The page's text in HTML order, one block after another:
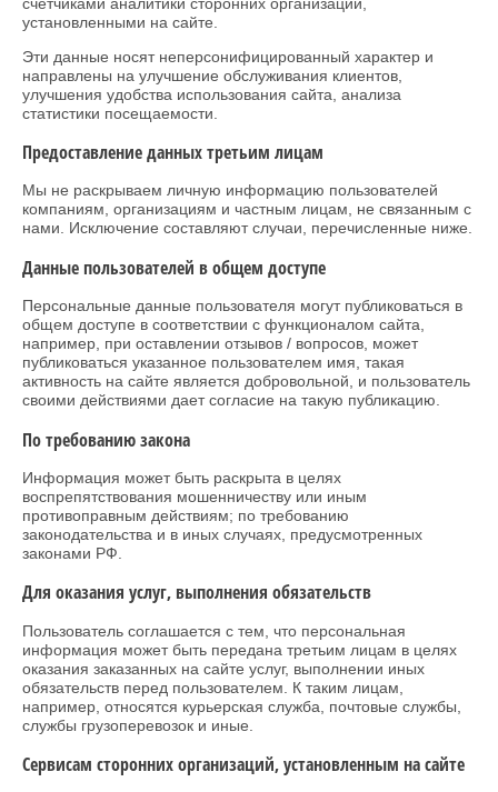
установленными на сайте.
Эти данные носят неперсонифицированный характер и
направлены на улучшение обслуживания клиентов,
улучшения удобства использования сайта, анализа
статистики посещаемости.
Предоставление данных третьим лицам
Мы не раскрываем личную информацию пользователей
компаниям, организациям и частным лицам, не связанным с
нами. Исключение составляют случаи, перечисленные ниже.
Данные пользователей в общем доступе
Персональные данные пользователя могут публиковаться в
общем доступе в соответствии с функционалом сайта,
например, при оставлении отзывов / вопросов, может
публиковаться указанное пользователем имя, такая
активность на сайте является добровольной, и пользователь
своими действиями дает согласие на такую публикацию.
По требованию закона
Информация может быть раскрыта в целях
воспрепятствования мошенничеству или иным
противоправным действиям; по требованию
законодательства и в иных случаях, предусмотренных
законами РФ.
Для оказания услуг, выполнения обязательств
Пользователь соглашается с тем, что персональная
информация может быть передана третьим лицам в целях
оказания заказанных на сайте услуг, выполнении иных
обязательств перед пользователем. К таким лицам,
например, относятся курьерская служба, почтовые службы,
службы грузоперевозок и иные.
Сервисам сторонних организаций, установленным на сайте